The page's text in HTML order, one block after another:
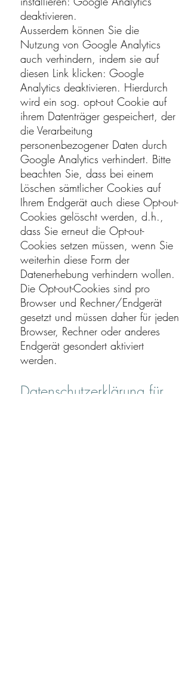
deaktivieren.
Ausserdem können Sie die
Nutzung von Google Analytics
auch verhindern, indem sie auf
diesen Link klicken: Google
Analytics deaktivieren. Hierdurch
wird ein sog. opt-out Cookie auf
ihrem Datenträger gespeichert, der
die Verarbeitung
personenbezogener Daten durch
Google Analytics verhindert. Bitte
beachten Sie, dass bei einem
Löschen sämtlicher Cookies auf
Ihrem Endgerät auch diese Opt-out-
Cookies gelöscht werden, d.h.,
dass Sie erneut die Opt-out-
Cookies setzen müssen, wenn Sie
weiterhin diese Form der
Datenerhebung verhindern wollen.
Die Opt-out-Cookies sind pro
Browser und Rechner/Endgerät
gesetzt und müssen daher für jeden
Browser, Rechner oder anderes
Endgerät gesondert aktiviert
werden.
Datenschutzerklärung für